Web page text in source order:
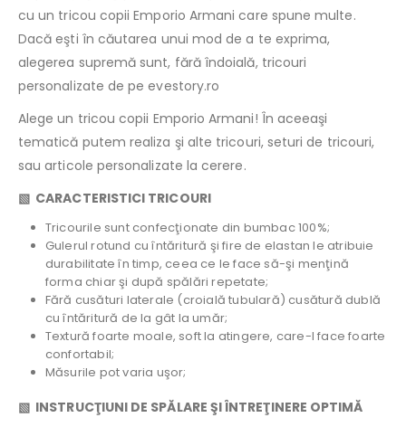
cu un tricou copii Emporio Armani care spune multe.
Dacă eşti în căutarea unui mod de a te exprima,
alegerea supremă sunt, fără îndoială, tricouri
personalizate de pe evestory.ro
Alege un tricou copii Emporio Armani! În aceeaşi
tematică putem realiza şi alte tricouri, seturi de tricouri,
sau articole personalizate la cerere.
▧ CARACTERISTICI TRICOURI
Tricourile sunt confecţionate din bumbac 100%;
Gulerul rotund cu întăritură şi fire de elastan le atribuie
durabilitate în timp, ceea ce le face să-şi menţină
forma chiar şi după spălări repetate;
Fără cusături laterale (croială tubulară) cusătură dublă
cu întăritură de la gât la umăr;
Textură foarte moale, soft la atingere, care-l face foarte
confortabil;
Măsurile pot varia uşor;
▧ INSTRUCŢIUNI DE SPĂLARE ŞI ÎNTREŢINERE OPTIMĂ